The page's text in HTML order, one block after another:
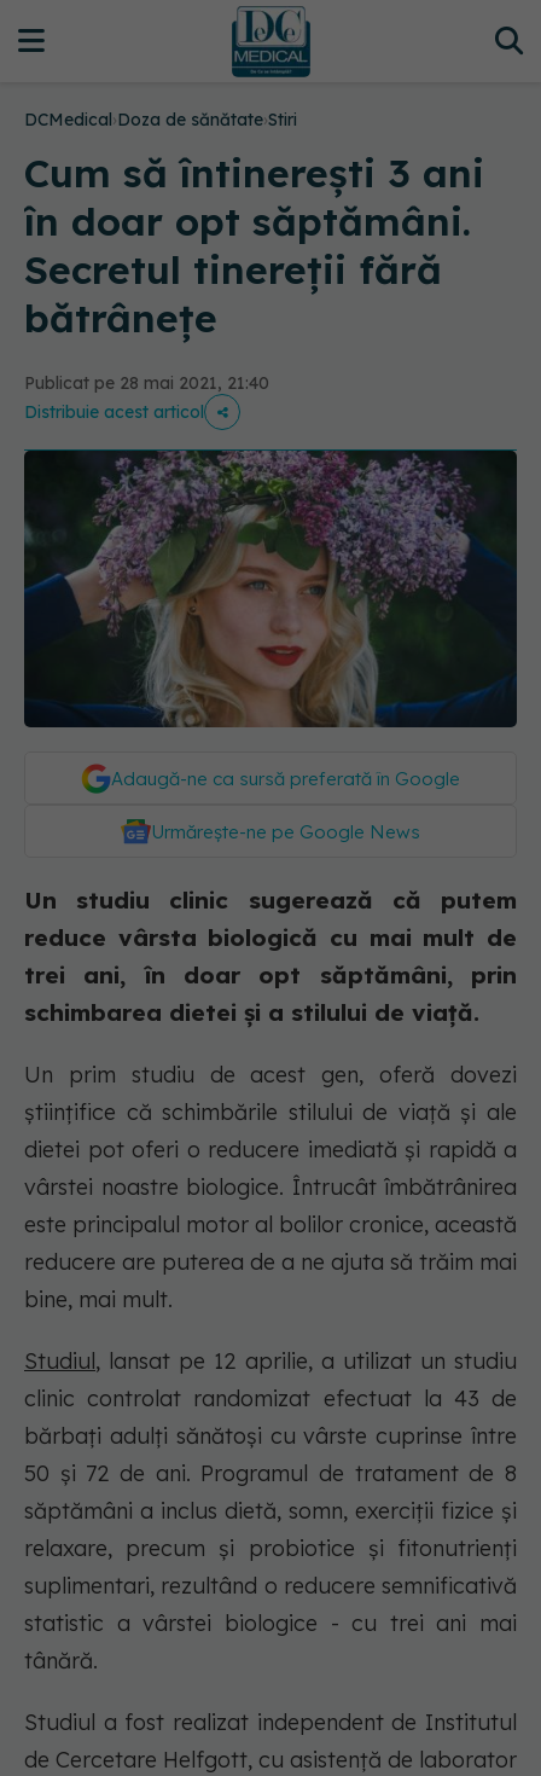
DCMedical›Doza de sănătate›Stiri
Cum să întinerești 3 ani
în doar opt săptămâni.
Secretul tinereții fără
bătrânețe
Publicat pe 28 mai 2021, 21:40
Distribuie acest articol
Adaugă-ne ca sursă preferată în Google
Urmărește-ne pe Google News
Un studiu clinic sugerează că putem
reduce vârsta biologică cu mai mult de
trei ani, în doar opt săptămâni, prin
schimbarea dietei și a stilului de viață.
Un prim studiu de acest gen, oferă dovezi
științifice că schimbările stilului de viață și ale
dietei pot oferi o reducere imediată și rapidă a
vârstei noastre biologice. Întrucât îmbătrânirea
este principalul motor al bolilor cronice, această
reducere are puterea de a ne ajuta să trăim mai
bine, mai mult.
Studiul, lansat pe 12 aprilie, a utilizat un studiu
clinic controlat randomizat efectuat la 43 de
bărbați adulți sănătoși cu vârste cuprinse între
50 și 72 de ani. Programul de tratament de 8
săptămâni a inclus dietă, somn, exerciții fizice și
relaxare, precum și probiotice și fitonutrienți
suplimentari, rezultând o reducere semnificativă
statistic a vârstei biologice - cu trei ani mai
tânără.
Studiul a fost realizat independent de Institutul
de Cercetare Helfgott, cu asistență de laborator